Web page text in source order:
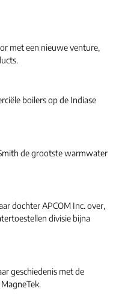
met een nieuwe venture,
boilers op de Indiase
de grootste warmwater
dochter APCOM Inc. over,
divisie bijna
geschiedenis met de